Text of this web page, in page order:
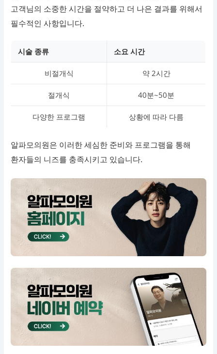
고객님의 소중한 시간을 절약하고 더 나은 결과를 위해서
필수적인 사항입니다.
시술 종류 소요 시간
비절개식 약 2시간
절개식 40분~50분
다양한 프로그램 상황에 따라 다름
알파모의원은 이러한 세심한 준비와 프로그램을 통해
환자들의 니즈를 충족시키고 있습니다.